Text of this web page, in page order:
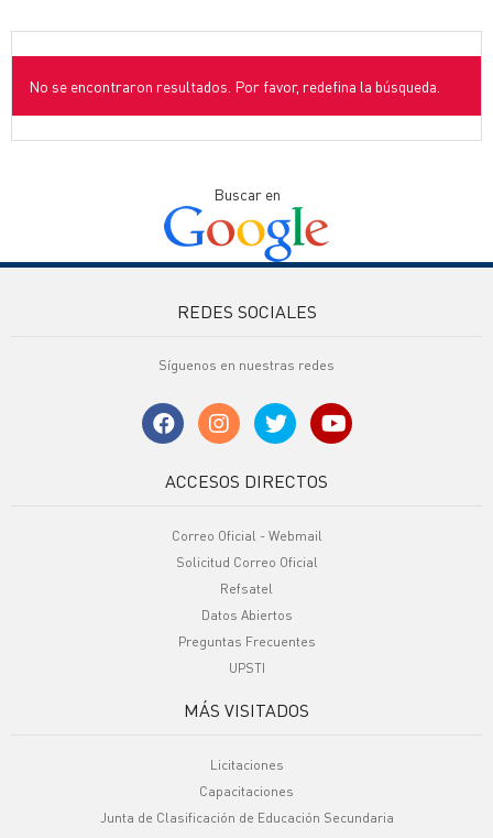
No se encontraron resultados. Por favor, redefina la búsqueda.
Buscar en
REDES SOCIALES
Síguenos en nuestras redes
ACCESOS DIRECTOS
Correo Oficial - Webmail
Solicitud Correo Oficial
Refsatel
Datos Abiertos
Preguntas Frecuentes
UPSTI
MÁS VISITADOS
Licitaciones
Capacitaciones
Junta de Clasificación de Educación Secundaria